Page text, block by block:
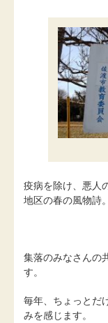
疫病を除け、悪人
地区の春の風物詩。
集落のみなさんの
す。
毎年、ちょっとだ
みを感じます。